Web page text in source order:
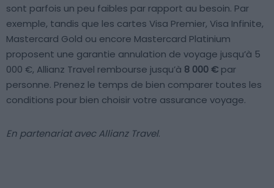
sont parfois un peu faibles par rapport au besoin. Par
exemple, tandis que les cartes Visa Premier, Visa Infinite,
Mastercard Gold ou encore Mastercard Platinium
proposent une garantie annulation de voyage jusqu’à 5
000 €, Allianz Travel rembourse jusqu’à 8 000 € par
personne. Prenez le temps de bien comparer toutes les
conditions pour bien choisir votre assurance voyage.
En partenariat avec Allianz Travel.